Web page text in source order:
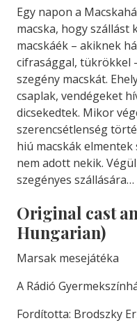
Egy napon a
macska, hogy szállást
macskáék – akiknek
cifrasággal, tükrökkel
szegény macskát.
csaplak, vendégeket
dicsekedtek. Mikor
szerencsétlenség
hiú macskák
nem adott nekik.
szegényes szállására…
Original cast
Hungarian)
Marsak mesejátéka
A Rádió
Fordította: Brodszky